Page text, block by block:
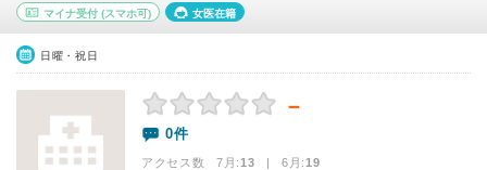
マイナ受付 (スマホ可) 女医在籍
日曜・祝日
－
0件
アクセス数 7月:13 | 6月:19